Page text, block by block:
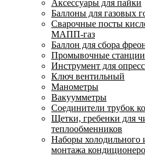
Аксессуары для пайки
Баллоны для газовых
Сварочные посты
МАПП-газ
Баллон для сбора
Промывочные станции
Инструмент для
Ключ вентильный
Манометры
Вакуумметры
Соединители трубок
Щетки, гребенки для
теплообменников
Наборы холодильного
монтажа